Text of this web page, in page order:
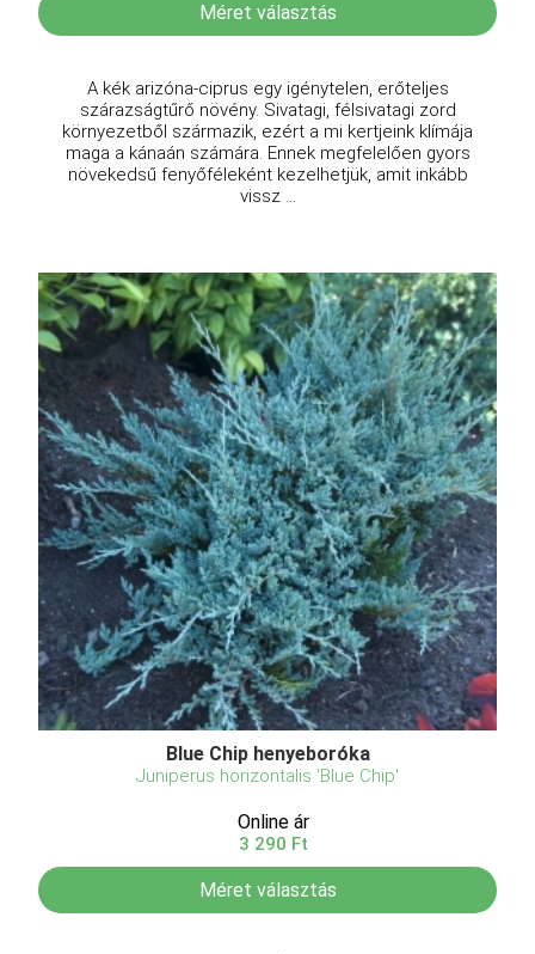
Méret választás
A kék arizóna-ciprus egy igénytelen, erőteljes
szárazságtűrő növény. Sivatagi, félsivatagi zord
környezetből származik, ezért a mi kertjeink klímája
maga a kánaán számára. Ennek megfelelően gyors
növekedsű fenyőféleként kezelhetjük, amit inkább
vissz ...
Blue Chip henyeboróka
Juniperus horizontalis 'Blue Chip'
Online ár
3 290 Ft
Méret választás